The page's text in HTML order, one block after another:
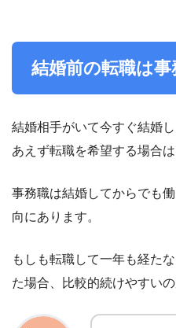
結婚前の転職は
結婚相手がいて今すぐ結婚
あえず転職を希望する場合は
事務職は結婚してからでも
向にあります。
もしも転職して一年も経た
た場合、比較的続けやすいの